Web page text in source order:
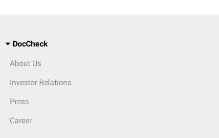
DocCheck
About Us
Investor Relations
Press
Career